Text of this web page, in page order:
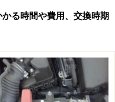
は、分割式ながらも非
る時間や費用、交換時期